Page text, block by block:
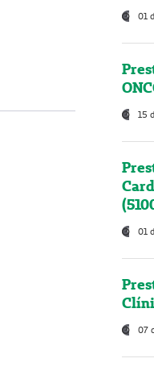
01
15
01
07